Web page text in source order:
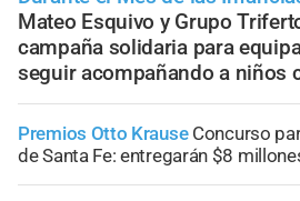
Mateo Esquivo y Grupo
campaña solidaria para
seguir acompañando a niños
Premios Otto Krause Concurso
de Santa Fe: entregarán $8